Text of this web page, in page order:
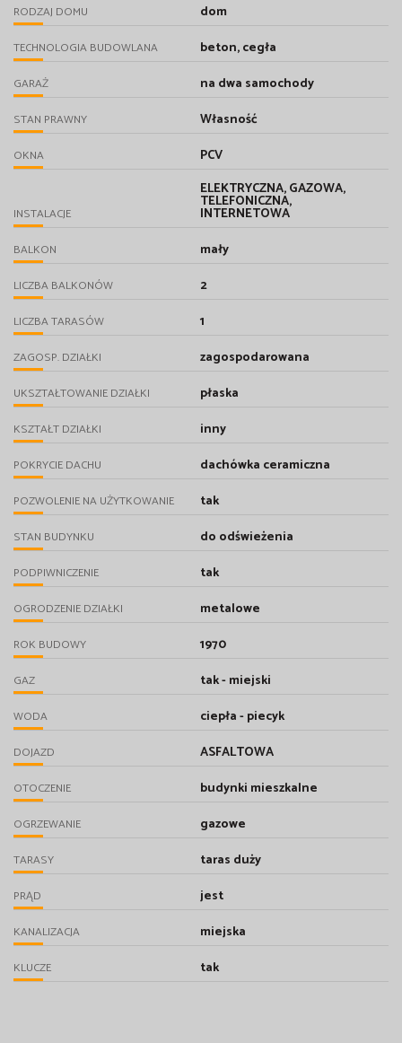
RODZAJ DOMU dom
TECHNOLOGIA BUDOWLANA beton, cegła
GARAŻ na dwa samochody
STAN PRAWNY Własność
OKNA PCV
INSTALACJE
ELEKTRYCZNA, GAZOWA,
TELEFONICZNA,
INTERNETOWA
BALKON mały
LICZBA BALKONÓW 2
LICZBA TARASÓW 1
ZAGOSP. DZIAŁKI zagospodarowana
UKSZTAŁTOWANIE DZIAŁKI płaska
KSZTAŁT DZIAŁKI inny
POKRYCIE DACHU dachówka ceramiczna
POZWOLENIE NA UŻYTKOWANIE tak
STAN BUDYNKU do odświeżenia
PODPIWNICZENIE tak
OGRODZENIE DZIAŁKI metalowe
ROK BUDOWY 1970
GAZ tak - miejski
WODA ciepła - piecyk
DOJAZD ASFALTOWA
OTOCZENIE budynki mieszkalne
OGRZEWANIE gazowe
TARASY taras duży
PRĄD jest
KANALIZACJA miejska
KLUCZE tak